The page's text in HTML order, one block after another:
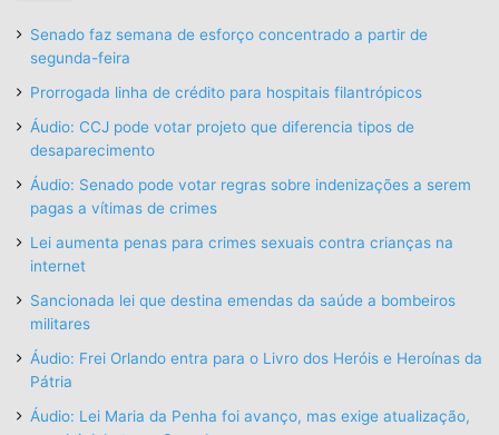
Senado faz semana de esforço concentrado a partir de
segunda-feira
Prorrogada linha de crédito para hospitais filantrópicos
Áudio: CCJ pode votar projeto que diferencia tipos de
desaparecimento
Áudio: Senado pode votar regras sobre indenizações a serem
pagas a vítimas de crimes
Lei aumenta penas para crimes sexuais contra crianças na
internet
Sancionada lei que destina emendas da saúde a bombeiros
militares
Áudio: Frei Orlando entra para o Livro dos Heróis e Heroínas da
Pátria
Áudio: Lei Maria da Penha foi avanço, mas exige atualização,